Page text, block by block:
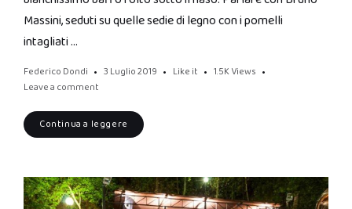
Massini, seduti su quelle sedie di legno con i pomelli
intagliati …
Federico Dondi 3 Luglio 2019 Like it 1.5K Views
Leave a comment
Continua a leggere